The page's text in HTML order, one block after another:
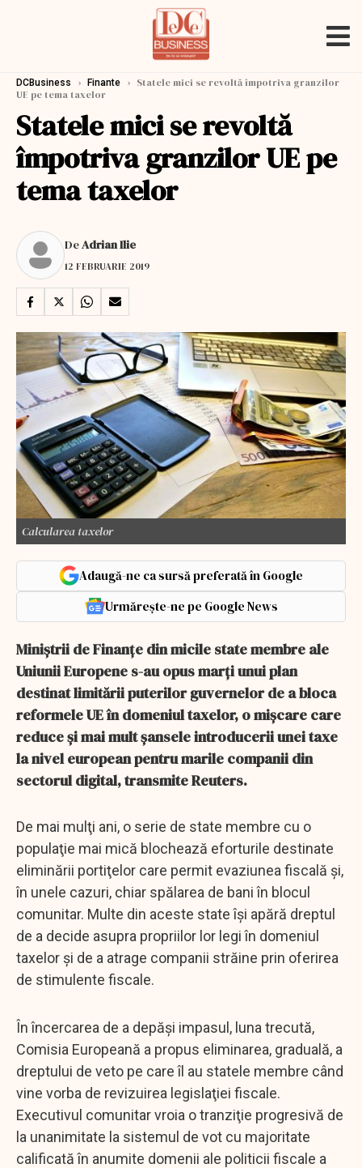
DCBusiness › Finante › Statele mici se revoltă împotriva granzilor
UE pe tema taxelor
Statele mici se revoltă
împotriva granzilor UE pe
tema taxelor
DeAdrian Ilie
12 FEBRUARIE 2019
Calcularea taxelor
Adaugă-ne ca sursă preferată în Google
Urmărește-ne pe Google News
Miniştrii de Finanţe din micile state membre ale
Uniunii Europene s-au opus marţi unui plan
destinat limitării puterilor guvernelor de a bloca
reformele UE în domeniul taxelor, o mişcare care
reduce şi mai mult şansele introducerii unei taxe
la nivel european pentru marile companii din
sectorul digital, transmite Reuters.
De mai mulţi ani, o serie de state membre cu o
populaţie mai mică blochează eforturile destinate
eliminării portiţelor care permit evaziunea fiscală şi,
în unele cazuri, chiar spălarea de bani în blocul
comunitar. Multe din aceste state îşi apără dreptul
de a decide asupra propriilor lor legi în domeniul
taxelor şi de a atrage companii străine prin oferirea
de stimulente fiscale.
În încercarea de a depăşi impasul, luna trecută,
Comisia Europeană a propus eliminarea, graduală, a
dreptului de veto pe care îl au statele membre când
vine vorba de revizuirea legislaţiei fiscale.
Executivul comunitar vroia o tranziţie progresivă de
la unanimitate la sistemul de vot cu majoritate
calificată în anumite domenii ale politicii fiscale a